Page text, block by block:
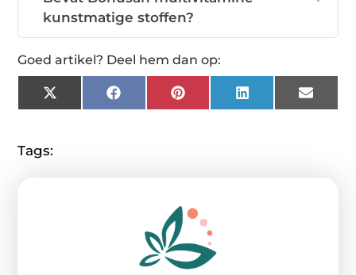
kunstmatige stoffen?
Goed artikel? Deel hem dan op:
X
(Twitter)
FacebookPinterestLinkedInEmail
Tags: